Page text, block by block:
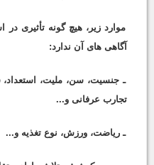
موارد زیر، هیچ گونه تأثیری
آگاهی های آن ندارد:
ـ جنسیت، سن، ملیت، استعداد،
تجارب عرفانی و...
ـ ریاضت، ورزش، نوع تغذیه و...